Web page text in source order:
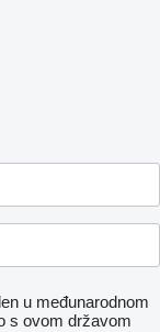
u međunarodnom
s ovom državom